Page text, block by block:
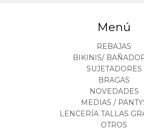
Menú
REBAJAS
BIKINIS/
SUJETADORES
BRAGAS
NOVEDADES
MEDIAS /
LENCERÍA TALLAS
OTROS